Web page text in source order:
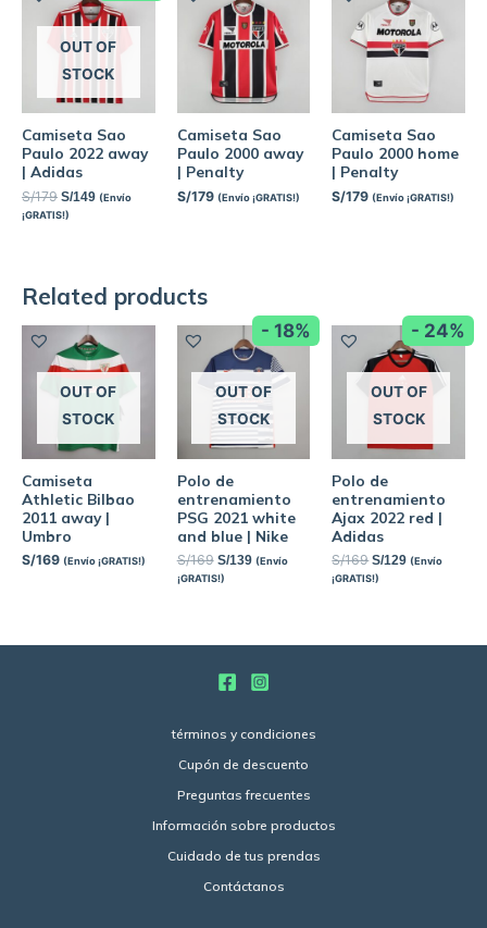
OUT OF
STOCK
Camiseta Sao
Paulo 2022 away
| Adidas
S/179 S/149 (Envío
¡GRATIS!)
Camiseta Sao
Paulo 2000 away
| Penalty
S/179 (Envío ¡GRATIS!)
Camiseta Sao
Paulo 2000 home
| Penalty
S/179 (Envío ¡GRATIS!)
Related products
OUT OF
STOCK
Camiseta
Athletic Bilbao
2011 away |
Umbro
S/169 (Envío ¡GRATIS!)
- 18%
OUT OF
STOCK
Polo de
entrenamiento
PSG 2021 white
and blue | Nike
S/169 S/139 (Envío
¡GRATIS!)
- 24%
OUT OF
STOCK
Polo de
entrenamiento
Ajax 2022 red |
Adidas
S/169 S/129 (Envío
¡GRATIS!)
términos y condiciones
Cupón de descuento
Preguntas frecuentes
Información sobre productos
Cuidado de tus prendas
Contáctanos